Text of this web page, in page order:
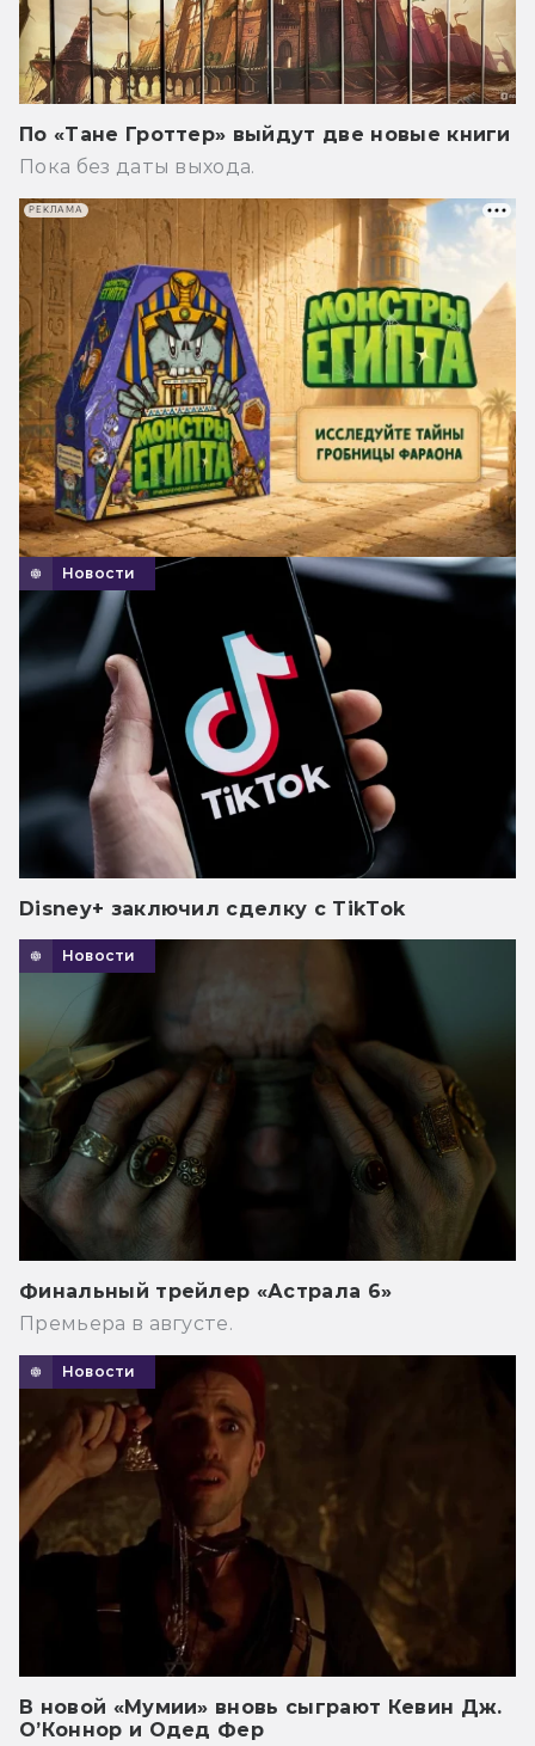
По «Тане Гроттер» выйдут две новые книги
Пока без даты выхода.
Новости
Disney+ заключил сделку с TikTok
Новости
Финальный трейлер «Астрала 6»
Премьера в августе.
Новости
В новой «Мумии» вновь сыграют Кевин Дж.
О’Коннор и Одед Фер
РЕКЛАМА